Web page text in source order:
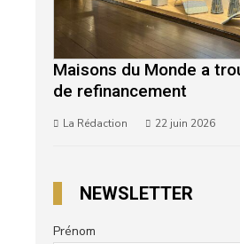
Maisons du Monde a
de refinancement
La Rédaction 22 juin 2026
NEWSLETTER
Prénom